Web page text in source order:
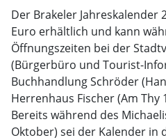
Der Brakeler Jahreskalender
Euro erhältlich und kann
Öffnungszeiten bei der
(Bürgerbüro und Tourist-
Buchhandlung Schröder
Herrenhaus Fischer (Am
Bereits während des
Oktober) sei der Kalender in